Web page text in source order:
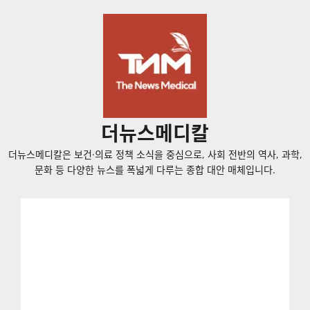
더뉴스메디칼
더뉴스메디칼은 보건·의료 정책 소식을 중심으로, 사회 전반의 역사, 과학,
문화 등 다양한 뉴스를 폭넓게 다루는 종합 대안 매체입니다.